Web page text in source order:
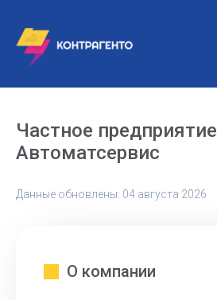
Частное предприятие
Автоматсервис
Данные обновлены: 04 августа 2026
О компании